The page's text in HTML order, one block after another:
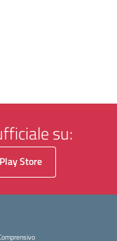
su:
Play Store